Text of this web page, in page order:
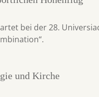
bei der 28.
und Kirche